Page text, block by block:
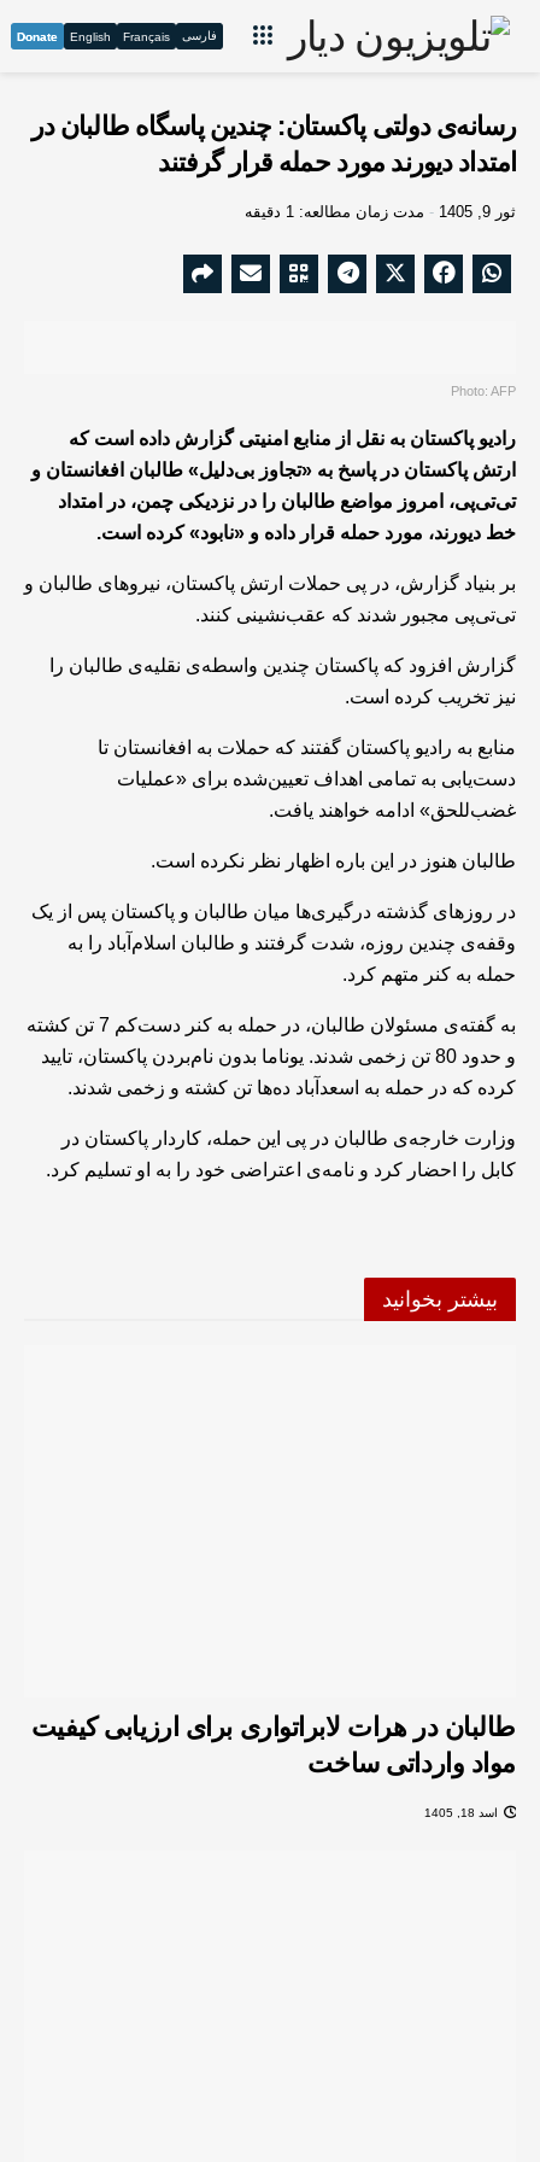
فارسی Français
English
Donate
رسانه‌ی دولتی پاکستان: چندین پاسگاه طالبان در
امتداد دیورند مورد حمله قرار گرفتند
ثور 9, 1405 مدت زمان مطالعه: 1 دقیقه
Photo: AFP
رادیو پاکستان به نقل از منابع امنیتی گزارش داده است که
ارتش پاکستان در پاسخ به «تجاوز بی‌دلیل» طالبان افغانستان و
تی‌تی‌پی، امروز مواضع طالبان را در نزدیکی چمن، در امتداد
خط دیورند، مورد حمله قرار داده و «نابود» کرده است.
بر بنیاد گزارش، در پی حملات ارتش پاکستان، نیروهای طالبان و
تی‌تی‌پی مجبور شدند که عقب‌نشینی کنند.
گزارش افزود که پاکستان چندین واسطه‌ی نقلیه‌ی طالبان را
نیز تخریب کرده است.
منابع به رادیو پاکستان گفتند که حملات به افغانستان تا
دست‌یابی به تمامی اهداف تعیین‌شده برای «عملیات
غضب‌للحق» ادامه خواهند یافت.
طالبان هنوز در این باره اظهار نظر نکرده است.
در روزهای گذشته درگیری‌ها میان طالبان و پاکستان پس از یک
وقفه‌ی چندین روزه، شدت گرفتند و طالبان اسلام‌آباد را به
حمله به کنر متهم کرد.
به گفته‌ی مسئولان طالبان، در حمله به کنر دست‌کم 7 تن کشته
و حدود 80 تن زخمی شدند. یوناما بدون نام‌بردن پاکستان، تایید
کرده که در حمله به اسعدآباد ده‌ها تن کشته و زخمی شدند.
وزارت خارجه‌ی طالبان در پی این حمله، کاردار پاکستان در
کابل را احضار کرد و نامه‌ی اعتراضی خود را به او تسلیم کرد.
بیشتر بخوانید
طالبان در هرات لابراتواری برای ارزیابی کیفیت
مواد وارداتی ساخت
اسد 18, 1405